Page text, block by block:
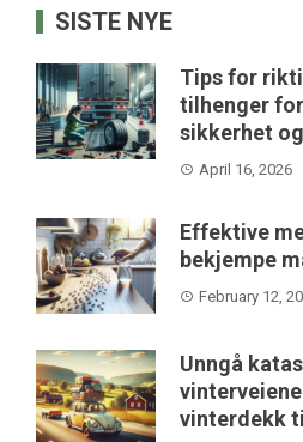
SISTE NYE
Tips for
tilhenger
sikkerhet
April 16, 2026
Effektive
bekjempe
February 12,
Unngå
vinterdekk